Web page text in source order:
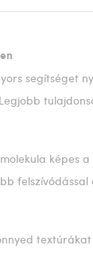
segítséget
képes